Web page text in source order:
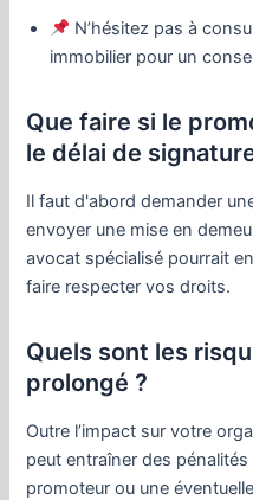
N’hésitez pas à
immobilier pour un
Que faire si le
le délai de
Il faut d'abord demander
envoyer une mise en
avocat spécialisé pourrait
faire respecter vos droits.
Quels sont les
prolongé ?
Outre l’impact sur votre
peut entraîner des
promoteur ou une